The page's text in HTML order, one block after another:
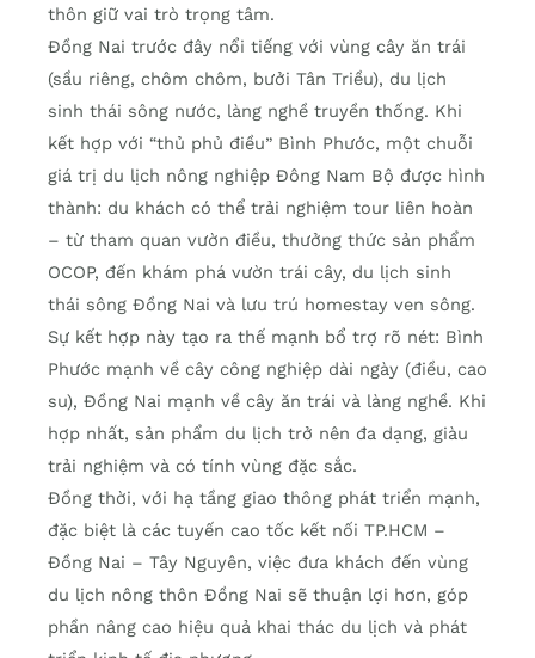
thôn giữ vai trò trọng tâm.
Đồng Nai trước đây nổi tiếng với vùng cây ăn trái
(sầu riêng, chôm chôm, bưởi Tân Triều), du lịch
sinh thái sông nước, làng nghề truyền thống. Khi
kết hợp với “thủ phủ điều” Bình Phước, một chuỗi
giá trị du lịch nông nghiệp Đông Nam Bộ được hình
thành: du khách có thể trải nghiệm tour liên hoàn
– từ tham quan vườn điều, thưởng thức sản phẩm
OCOP, đến khám phá vườn trái cây, du lịch sinh
thái sông Đồng Nai và lưu trú homestay ven sông.
Sự kết hợp này tạo ra thế mạnh bổ trợ rõ nét: Bình
Phước mạnh về cây công nghiệp dài ngày (điều, cao
su), Đồng Nai mạnh về cây ăn trái và làng nghề. Khi
hợp nhất, sản phẩm du lịch trở nên đa dạng, giàu
trải nghiệm và có tính vùng đặc sắc.
Đồng thời, với hạ tầng giao thông phát triển mạnh,
đặc biệt là các tuyến cao tốc kết nối TP.HCM –
Đồng Nai – Tây Nguyên, việc đưa khách đến vùng
du lịch nông thôn Đồng Nai sẽ thuận lợi hơn, góp
phần nâng cao hiệu quả khai thác du lịch và phát